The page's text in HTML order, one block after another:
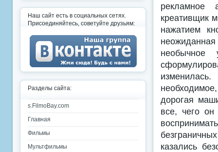
рекламное
креативщик
нажатием
необычное
дорогая
все, чего
казались
Наш сайт есть в социальных сетях.
Присоединяйтесь, советуйте друзьям:
Разделы сайта:
s.FilmoBay.com
Главная
Фильмы
Мультфильмы